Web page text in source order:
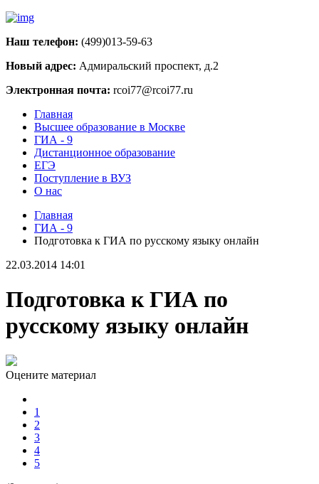
Наш телефон: (499)013-59-63
Новый адрес: Адмиральский проспект, д.2
Электронная почта: rcoi77@rcoi77.ru
Главная
Высшее образование в Москве
ГИА - 9
Дистанционное образование
ЕГЭ
Поступление в ВУЗ
О нас
Главная
ГИА - 9
Подготовка к ГИА по русскому языку онлайн
22.03.2014 14:01
Подготовка к ГИА по
русскому языку онлайн
Оцените материал
1
2
3
4
5